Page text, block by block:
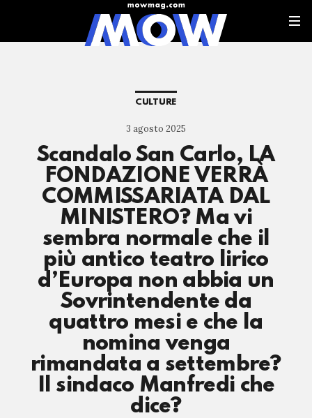
CULTURE
3 agosto 2025
Scandalo San Carlo, LA
FONDAZIONE VERRÀ
COMMISSARIATA DAL
MINISTERO? Ma vi
sembra normale che il
più antico teatro lirico
d’Europa non abbia un
Sovrintendente da
quattro mesi e che la
nomina venga
rimandata a settembre?
Il sindaco Manfredi che
dice?